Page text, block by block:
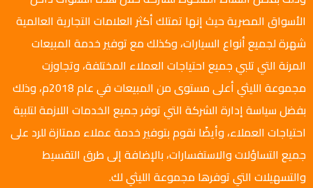
الأسواق المصرية حيث إنها تمتلك أكثر العلامات التجارية العالمية
شهرة لجميع أنواع السيارات، وكذلك مع توفير خدمة المبيعات
المرنة التي تلبي جميع احتياجات العملاء المختلفة، وتجاوزت
مجموعة الليثي أعلى مستوى من المبيعات في عام 2018م، وذلك
بفضل سياسة إدارة الشركة التي توفر جميع الخدمات اللازمة لتلبية
احتياجات العملاء، وأيضًا نقوم بتوفير خدمة عملاء ممتازة للرد على
جميع التساؤلات والاستفسارات، بالإضافة إلى طرق التقسيط
والتسهيلات التي توفرها مجموعة الليثي لك.